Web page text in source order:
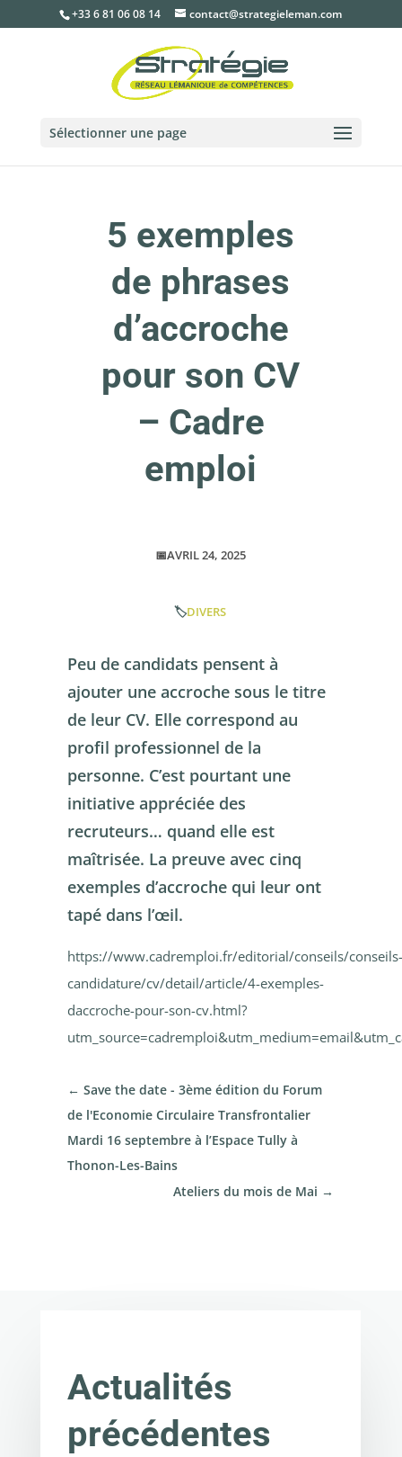
+33 6 81 06 08 14 contact@strategieleman.com
Sélectionner une page
5 exemples
de phrases
d’accroche
pour son CV
– Cadre
emploi
📅AVRIL 24, 2025
🏷️DIVERS
Peu de candidats pensent à
ajouter une accroche sous le titre
de leur CV. Elle correspond au
profil professionnel de la
personne. C’est pourtant une
initiative appréciée des
recruteurs… quand elle est
maîtrisée. La preuve avec cinq
exemples d’accroche qui leur ont
tapé dans l’œil.
https://www.cadremploi.fr/editorial/conseils/conseils-
candidature/cv/detail/article/4-exemples-
daccroche-pour-son-cv.html?
← Save the date - 3ème édition du Forum
de l'Economie Circulaire Transfrontalier
Mardi 16 septembre à l’Espace Tully à
Thonon-Les-Bains
Ateliers du mois de Mai →
Actualités
précédentes